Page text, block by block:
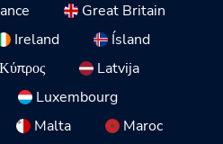
Great Britain
Ireland
Ísland
Latvija
Luxembourg
Malta
Maroc